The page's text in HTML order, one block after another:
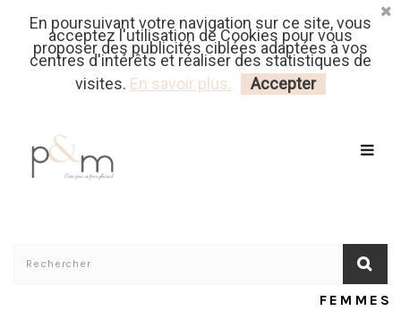
Fr| En Euro | USD
MON PANIER CONNECTEZ-VOUS
FEMMES
En poursuivant votre navigation sur ce site, vous
acceptez l'utilisation de Cookies pour vous
proposer des publicités ciblées adaptées à vos
centres d'intérêts et réaliser des statistiques de
visites. En savoir plus. Accepter